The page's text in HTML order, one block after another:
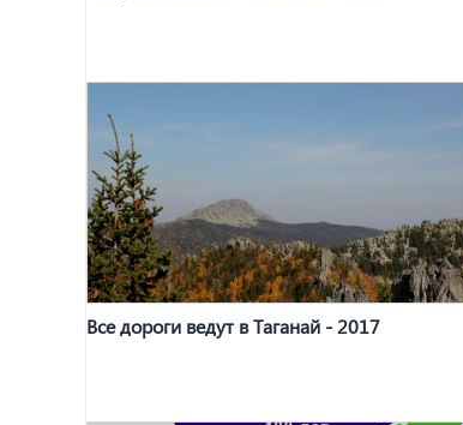
Все дороги ведут в Таганай - 2017